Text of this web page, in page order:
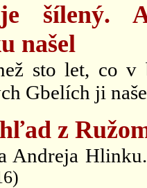
šílený.
našel
sto let, co v
Gbelích ji
z
Andreja